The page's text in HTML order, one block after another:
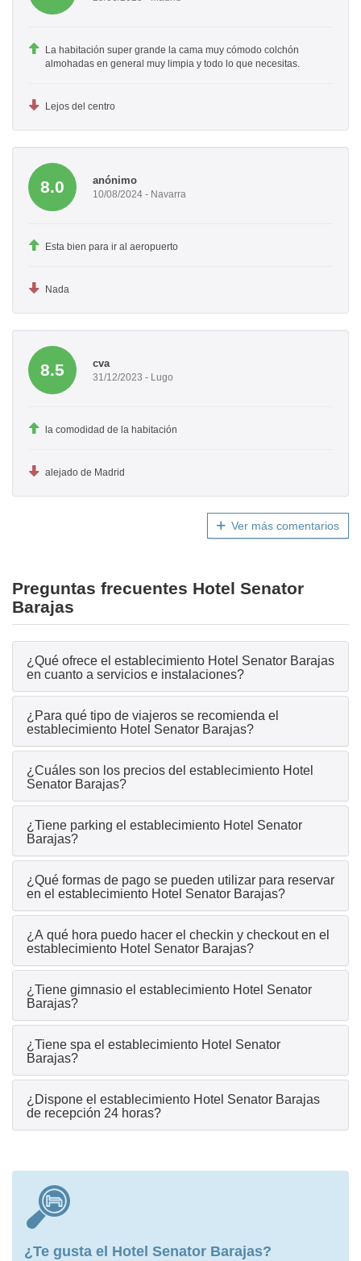
La habitación super grande la cama muy cómodo colchón
almohadas en general muy limpia y todo lo que necesitas.
Lejos del centro
8.0 anónimo
10/08/2024 - Navarra
Esta bien para ir al aeropuerto
Nada
8.5 cva
31/12/2023 - Lugo
la comodidad de la habitación
alejado de Madrid
Ver más comentarios
Preguntas frecuentes Hotel Senator
Barajas
¿Qué ofrece el establecimiento Hotel Senator Barajas
en cuanto a servicios e instalaciones?
¿Para qué tipo de viajeros se recomienda el
establecimiento Hotel Senator Barajas?
¿Cuáles son los precios del establecimiento Hotel
Senator Barajas?
¿Tiene parking el establecimiento Hotel Senator
Barajas?
¿Qué formas de pago se pueden utilizar para reservar
en el establecimiento Hotel Senator Barajas?
¿A qué hora puedo hacer el checkin y checkout en el
establecimiento Hotel Senator Barajas?
¿Tiene gimnasio el establecimiento Hotel Senator
Barajas?
¿Tiene spa el establecimiento Hotel Senator
Barajas?
¿Dispone el establecimiento Hotel Senator Barajas
de recepción 24 horas?
¿Te gusta el Hotel Senator Barajas?